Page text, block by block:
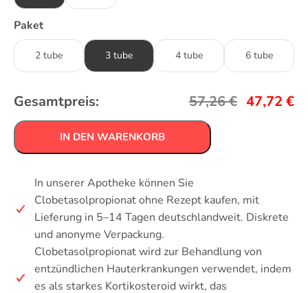
Paket
2 tube 3 tube 4 tube 6 tube
Gesamtpreis: 57,26€ 47,72 €
IN DEN WARENKORB
In unserer Apotheke können Sie
Clobetasolpropionat ohne Rezept kaufen, mit
Lieferung in 5–14 Tagen deutschlandweit. Diskrete
und anonyme Verpackung.
Clobetasolpropionat wird zur Behandlung von
entzündlichen Hauterkrankungen verwendet, indem
es als starkes Kortikosteroid wirkt, das